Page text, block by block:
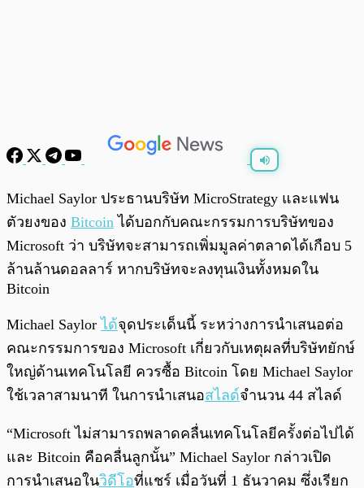
Michael Saylor ประธานบริษัท MicroStrategy และแฟน
ตัวยงของ Bitcoin ได้บอกกับคณะกรรมการบริษัทของ
Microsoft ว่า บริษัทจะสามารถเพิ่มมูลค่าตลาดได้เกือบ 5
ล้านล้านดอลลาร์ หากบริษัทจะลงทุนเงินทั้งหมดใน
Bitcoin
Michael Saylor ได้จุดประเด็นนี้ ระหว่างการนำเสนอต่อ
คณะกรรมการของ Microsoft เกี่ยวกับเหตุผลที่บริษัทยักษ์
ใหญ่ด้านเทคโนโลยี ควรซื้อ Bitcoin โดย Michael Saylor
ใช้เวลาสามนาที ในการนำเสนอสไลด์จำนวน 44 สไลด์
“Microsoft ไม่สามารถพลาดคลื่นเทคโนโลยีครั้งต่อไปได้
และ Bitcoin คือคลื่นลูกนั้น” Michael Saylor กล่าวเปิด
การนำเสนอในวิดีโอที่แชร์ เมื่อวันที่ 1 ธันวาคม ซึ่งเรียก